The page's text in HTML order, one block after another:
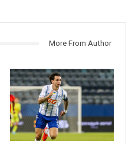
More From Author